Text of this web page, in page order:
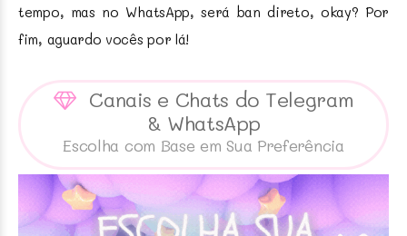
tempo, mas no WhatsApp, será ban direto, okay? Por
fim, aguardo vocês por lá!
Canais e Chats do Telegram
& WhatsApp
Escolha com Base em Sua Preferência